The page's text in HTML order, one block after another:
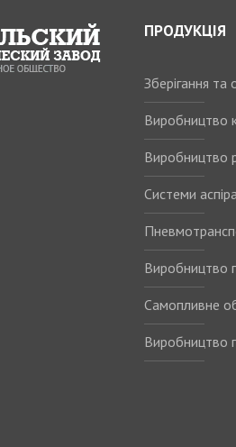
ПРОДУКЦІЯ
Зберігання
Виробництво
Виробництво
Системи
Виробництво
Самопливне
Виробництво